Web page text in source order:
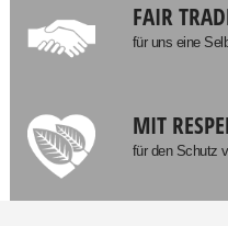
FAIR
für uns eine
MIT
für den Schutz